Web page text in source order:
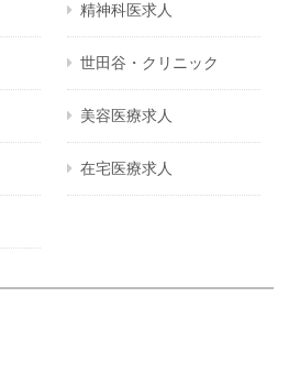
精神科医求人
世田谷・クリニック
美容医療求人
在宅医療求人